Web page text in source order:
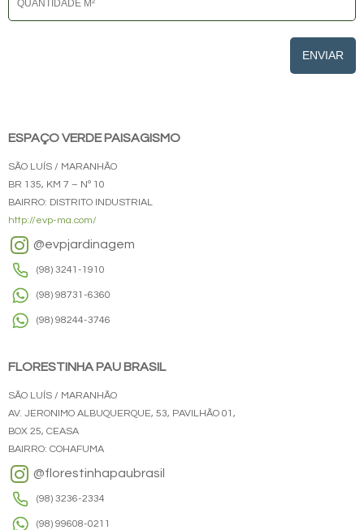
ENVIAR
ESPAÇO VERDE PAISAGISMO
SÃO LUÍS / MARANHÃO
BR 135, KM 7 – Nº 10
BAIRRO: DISTRITO INDUSTRIAL
http://evp-ma.com/
@evpjardinagem
(98) 3241-1910
(98) 98731-6360
(98) 98244-3746
FLORESTINHA PAU BRASIL
SÃO LUÍS / MARANHÃO
AV. JERONIMO ALBUQUERQUE, 53, PAVILHÃO 01,
BOX 25, CEASA
BAIRRO: COHAFUMA
@florestinhapaubrasil
(98) 3236-2334
(98) 99608-0211